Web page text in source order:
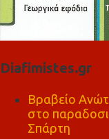
Diafimistes.gr
Βραβείο
στο
Σπάρτη